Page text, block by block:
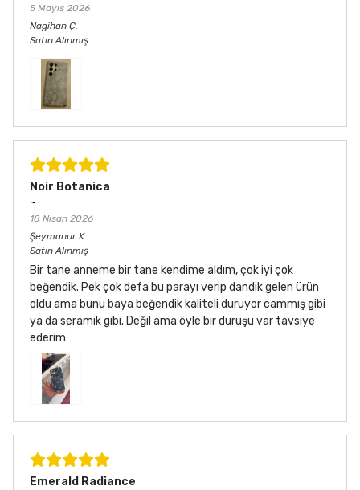
5 Mayıs 2026
Nagihan Ç.
Satın Alınmış
Noir Botanica
~
18 Nisan 2026
Şeymanur K.
Satın Alınmış
Bir tane anneme bir tane kendime aldım, çok iyi çok
beğendik. Pek çok defa bu parayı verip dandik gelen ürün
oldu ama bunu baya beğendik kaliteli duruyor cammış gibi
ya da seramik gibi. Değil ama öyle bir duruşu var tavsiye
ederim
Emerald Radiance